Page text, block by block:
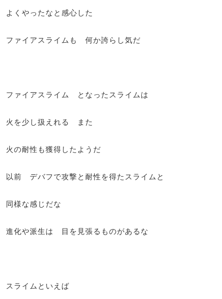
よくやったなと感心した
ファイアスライムも 何か誇らし気だ
ファイアスライム となったスライムは
火を少し扱えれる また
火の耐性も獲得したようだ
以前 デバフで攻撃と耐性を得たスライムと
同様な感じだな
進化や派生は 目を見張るものがあるな
スライムといえば